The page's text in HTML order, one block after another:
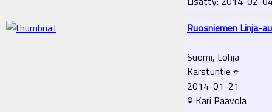
Ruosniemen Linja-
Suomi, Lohja
Karstuntie ⌖
2014-01-21
© Kari Paavola